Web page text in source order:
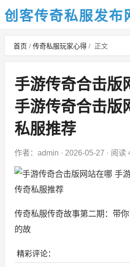
创客传奇私服发布
首页 / 传奇私服玩家心得 / 正文
手游传奇合击版
手游传奇合击版
私服推荐
作者：admin · 2026-05-27 · 阅读
传奇私服传奇故事第二期：带
的故
精彩评论：